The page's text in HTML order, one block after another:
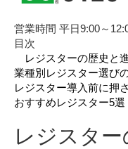
営業時間 平日9:00～
目次
レジスターの歴史と
業種別レジスター選び
レジスター導入前に押
おすすめレジスター5選
レジスタ